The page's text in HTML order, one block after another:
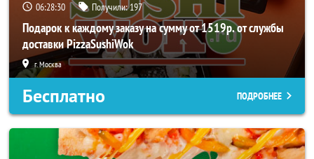
06:28:30 Получили:197
Подарок к каждому заказу на сумму от 1519р. от службы
доставки PizzaSushiWok
г. Москва
Бесплатно ПОДРОБНЕЕ